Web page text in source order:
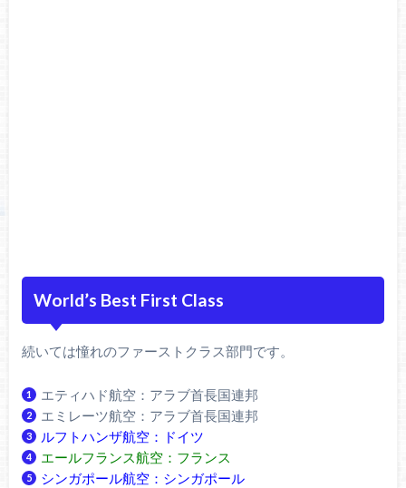
World’s Best First Class
続いては憧れのファーストクラス部門です。
エティハド航空：アラブ首長国連邦
エミレーツ航空：アラブ首長国連邦
ルフトハンザ航空：ドイツ
エールフランス航空：フランス
シンガポール航空：シンガポール